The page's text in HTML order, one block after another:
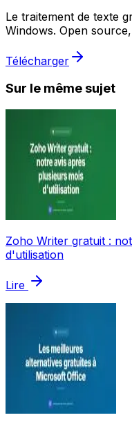
Le traitement de texte
Windows. Open
Télécharger
Sur le même sujet
Zoho Writer gratuit :
d'utilisation
Lire